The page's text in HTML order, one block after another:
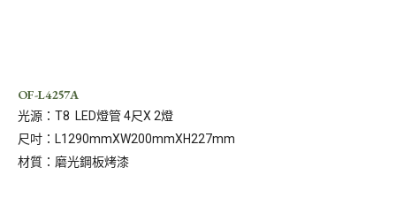
OF-L4257A
光源：T8 LED燈管 4尺X 2燈
尺吋：L1290mmXW200mmXH227mm
材質：磨光鋼板烤漆